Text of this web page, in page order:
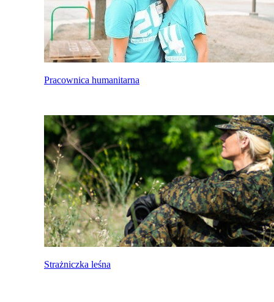
Pracownica humanitarna
Strażniczka leśna